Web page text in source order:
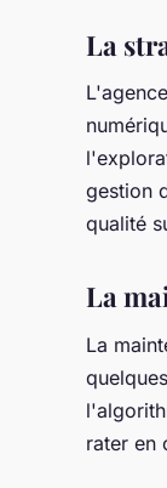
La
gestion
qualité
La
La
rater en